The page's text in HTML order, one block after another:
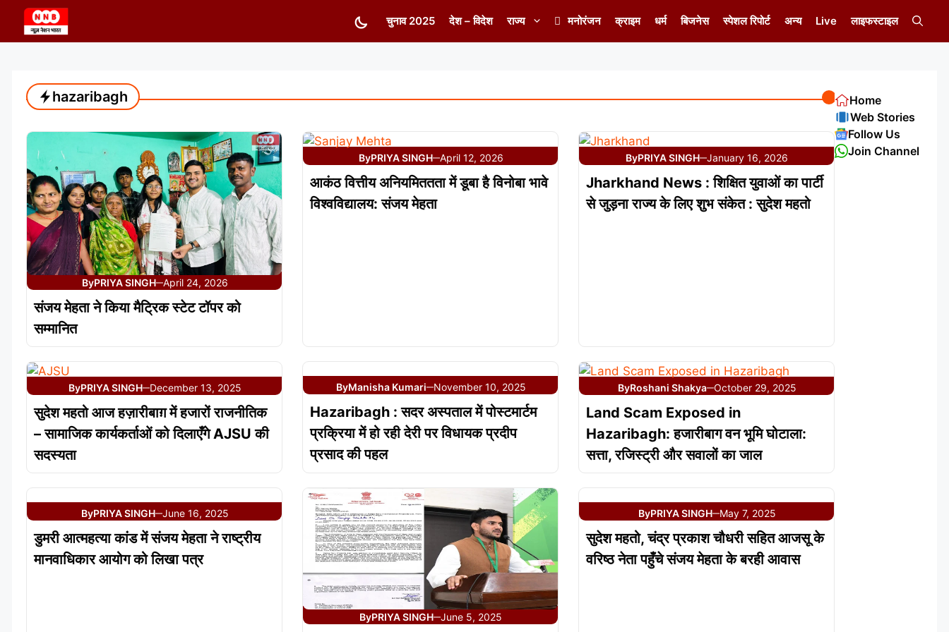
content
चुनाव 2025 देश – विदेश राज्य मनोरंजन क्राइम धर्म बिजनेस स्पेशल रिपोर्ट अन्य Live लाइफस्टाइल
hazaribagh
ByPRIYA SINGH—April 24, 2026
संजय मेहता ने किया मैट्रिक स्टेट टॉपर को
सम्मानित
ByPRIYA SINGH—April 12, 2026
आकंठ वित्तीय अनियमिततता में डूबा है विनोबा भावे
विश्वविद्यालय: संजय मेहता
ByPRIYA SINGH—January 16, 2026
Jharkhand News : शिक्षित युवाओं का पार्टी
से जुड़ना राज्य के लिए शुभ संकेत : सुदेश महतो
ByPRIYA SINGH—December 13, 2025
सुदेश महतो आज हज़ारीबाग़ में हजारों राजनीतिक
– सामाजिक कार्यकर्ताओं को दिलाएँगे AJSU की
सदस्यता
ByManisha Kumari—November 10, 2025
Hazaribagh : सदर अस्पताल में पोस्टमार्टम
प्रक्रिया में हो रही देरी पर विधायक प्रदीप
प्रसाद की पहल
ByRoshani Shakya—October 29, 2025
Land Scam Exposed in
Hazaribagh: हजारीबाग वन भूमि घोटाला:
सत्ता, रजिस्ट्री और सवालों का जाल
ByPRIYA SINGH—June 16, 2025
डुमरी आत्महत्या कांड में संजय मेहता ने राष्ट्रीय
मानवाधिकार आयोग को लिखा पत्र
ByPRIYA SINGH—June 5, 2025
ByPRIYA SINGH—May 7, 2025
सुदेश महतो, चंद्र प्रकाश चौधरी सहित आजसू के
वरिष्ठ नेता पहुँचे संजय मेहता के बरही आवास
Home
Web Stories
Follow Us
Join Channel